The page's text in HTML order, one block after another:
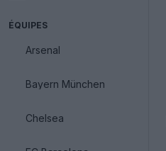
ÉQUIPES
Arsenal
Bayern München
Chelsea